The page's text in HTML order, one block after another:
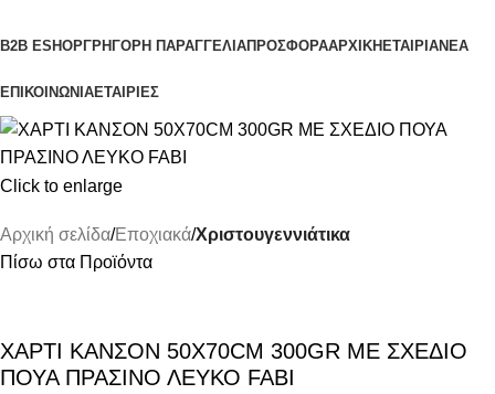
B2B ESHOPΓΡΗΓΟΡΗ ΠΑΡΑΓΓΕΛΙΑΠΡΟΣΦΟΡΑΑΡΧΙΚΗ ΕΤΑΙΡΙΑΝΕΑ
ΕΠΙΚΟΙΝΩΝΙΑΕΤΑΙΡΙΕΣ
Click to enlarge
Αρχική σελίδα Εποχιακά Χριστουγεννιάτικα
Πίσω στα Προϊόντα
ΧΑΡΤΙ ΚΑΝΣΟΝ 50X70CM 300GR ΜΕ ΣΧΕΔΙΟ
ΠΟΥΑ ΠΡΑΣΙΝΟ ΛΕΥΚΟ FABI